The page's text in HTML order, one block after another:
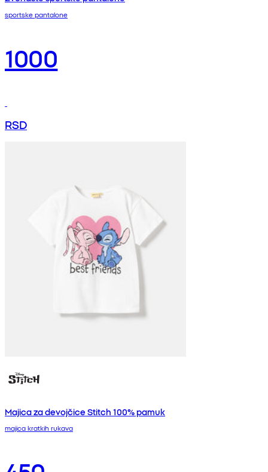
sportske pantalone
1000
RSD
Majica za devojčice Stitch 100% pamuk
majica kratkih rukava